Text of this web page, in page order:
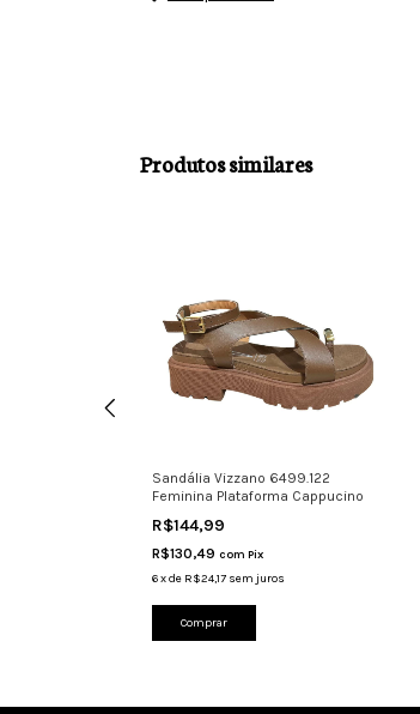
Produtos similares
Sandália Vizzano 6499.122
Feminina Plataforma Cappucino
R$144,99
R$130,49 com Pix
6xde R$24,17 sem juros
Comprar